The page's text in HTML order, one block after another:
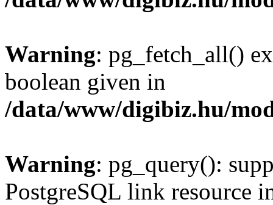
Warning: pg_fetch_all()
boolean given in
/data/www/digibiz.hu/
Warning: pg_query():
PostgreSQL link resource